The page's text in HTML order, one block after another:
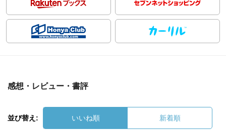
感想・レビュー・書評
並び替え: いいね順 新着順